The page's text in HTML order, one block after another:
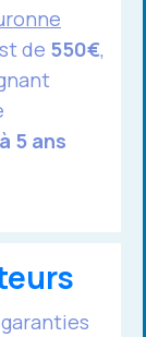
de 550€,
5 ans